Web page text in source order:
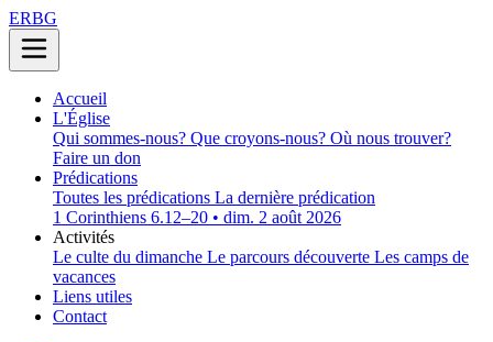
ERBG
Accueil
L'Église
Qui sommes-nous? Que croyons-nous? Où nous trouver?
Faire un don
Prédications
Toutes les prédications La dernière prédication
1 Corinthiens 6.12–20 • dim. 2 août 2026
Activités
Le culte du dimanche Le parcours découverte Les camps de
vacances
Liens utiles
Contact